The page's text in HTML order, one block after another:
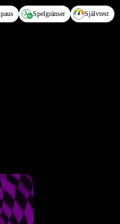
Spelgränser Självtest